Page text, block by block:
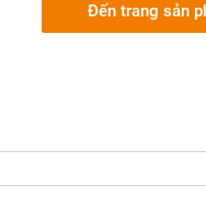
Đến trang sản